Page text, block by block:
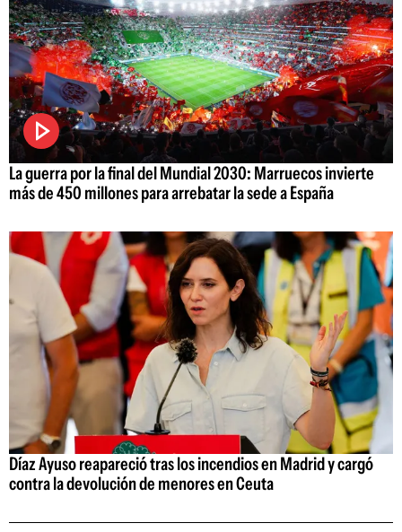
La guerra por la final del Mundial 2030: Marruecos invierte
más de 450 millones para arrebatar la sede a España
Díaz Ayuso reapareció tras los incendios en Madrid y cargó
contra la devolución de menores en Ceuta